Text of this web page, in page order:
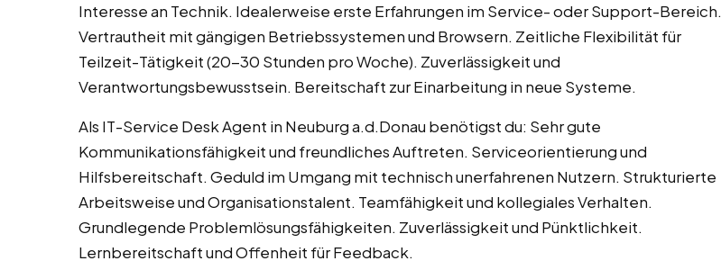
Interesse an Technik. Idealerweise erste Erfahrungen im Service- oder Support-Bereich.
Vertrautheit mit gängigen Betriebssystemen und Browsern. Zeitliche Flexibilität für
Teilzeit-Tätigkeit (20-30 Stunden pro Woche). Zuverlässigkeit und
Verantwortungsbewusstsein. Bereitschaft zur Einarbeitung in neue Systeme.
Als IT-Service Desk Agent in Neuburg a.d.Donau benötigst du: Sehr gute
Kommunikationsfähigkeit und freundliches Auftreten. Serviceorientierung und
Hilfsbereitschaft. Geduld im Umgang mit technisch unerfahrenen Nutzern. Strukturierte
Arbeitsweise und Organisationstalent. Teamfähigkeit und kollegiales Verhalten.
Grundlegende Problemlösungsfähigkeiten. Zuverlässigkeit und Pünktlichkeit.
Lernbereitschaft und Offenheit für Feedback.